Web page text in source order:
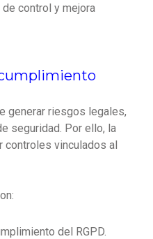
control y mejora
generar riesgos legales,
seguridad. Por ello, la
controles vinculados al
del RGPD.